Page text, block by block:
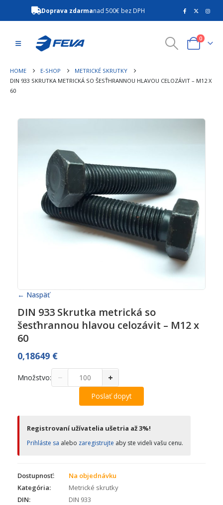
Doprava zdarmanad 500€ bez DPH
0
HOME E-SHOP
METRICKÉ SKRUTKY
DIN 933 SKRUTKA METRICKÁ SO ŠESŤHRANNOU HLAVOU CELOZÁVIT – M12 X
60
← Naspäť
DIN 933 Skrutka metrická so
šesťhrannou hlavou celozávit – M12 x
60
0,18649 €
Množstvo: − +
Poslať dopyt
Registrovaní užívatelia ušetria až 3%!
Prihláste sa alebo zaregistrujte aby ste videli vašu cenu.
Dostupnosť:
Na objednávku
Kategória:
Metrické skrutky
DIN:
DIN 933